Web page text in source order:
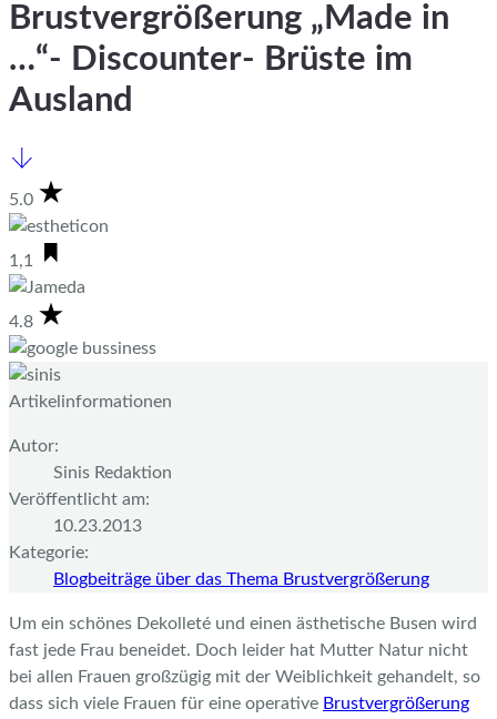
Brustvergrößerung „Made in
…“- Discounter- Brüste im
Ausland
5.0
1,1
4.8
Artikelinformationen
Autor:
Sinis Redaktion
Veröffentlicht am:
10.23.2013
Kategorie:
Blogbeiträge über das Thema Brustvergrößerung
Um ein schönes Dekolleté und einen ästhetische Busen wird
fast jede Frau beneidet. Doch leider hat Mutter Natur nicht
bei allen Frauen großzügig mit der Weiblichkeit gehandelt, so
dass sich viele Frauen für eine operative Brustvergrößerung